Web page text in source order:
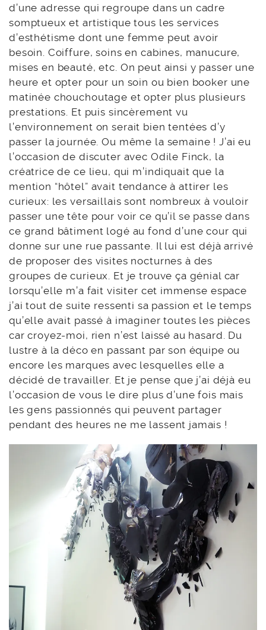
d’une adresse qui regroupe dans un cadre
somptueux et artistique tous les services
d’esthétisme dont une femme peut avoir
besoin. Coiffure, soins en cabines, manucure,
mises en beauté, etc. On peut ainsi y passer une
heure et opter pour un soin ou bien booker une
matinée chouchoutage et opter plus plusieurs
prestations. Et puis sincèrement vu
l’environnement on serait bien tentées d’y
passer la journée. Ou même la semaine ! J’ai eu
l’occasion de discuter avec Odile Finck, la
créatrice de ce lieu, qui m’indiquait que la
mention “hôtel” avait tendance à attirer les
curieux: les versaillais sont nombreux à vouloir
passer une tête pour voir ce qu’il se passe dans
ce grand bâtiment logé au fond d’une cour qui
donne sur une rue passante. Il lui est déjà arrivé
de proposer des visites nocturnes à des
groupes de curieux. Et je trouve ça génial car
lorsqu’elle m’a fait visiter cet immense espace
j’ai tout de suite ressenti sa passion et le temps
qu’elle avait passé à imaginer toutes les pièces
car croyez-moi, rien n’est laissé au hasard. Du
lustre à la déco en passant par son équipe ou
encore les marques avec lesquelles elle a
décidé de travailler. Et je pense que j’ai déjà eu
l’occasion de vous le dire plus d’une fois mais
les gens passionnés qui peuvent partager
pendant des heures ne me lassent jamais !